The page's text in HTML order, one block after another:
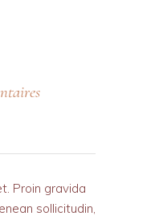
Proin gravida
sollicitudin,